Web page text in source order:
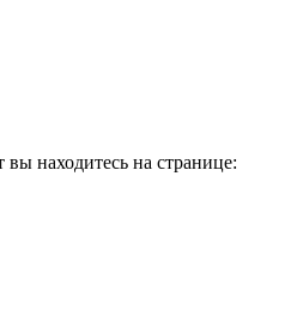
находитесь на странице: